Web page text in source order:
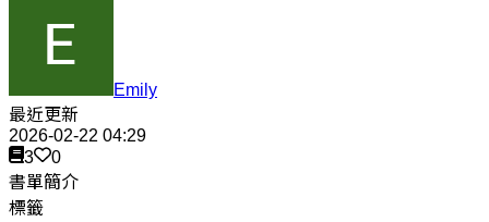
Emily
最近更新
2026-02-22 04:29
3
0
書單簡介
標籤